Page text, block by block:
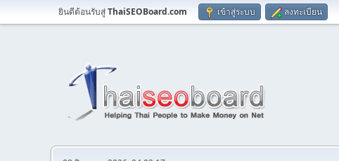
ยินดีต้อนรับสู่ThaiSEOBoard.com เข้าสู่ระบบ ลงทะเบียน